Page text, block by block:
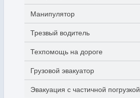
Манипулятор
Трезвый водитель
Техпомощь на дороге
Грузовой эвакуатор
Эвакуация с частичной погрузкой